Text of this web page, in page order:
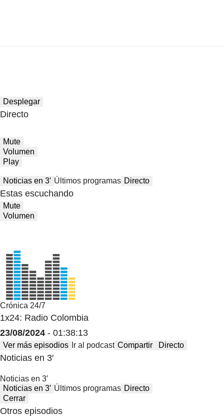
Desplegar
Directo
Mute
Volumen
Play
Noticias en 3′ Últimos programas Directo
Estas escuchando
Mute
Volumen
Crónica 24/7
1x24: Radio Colombia
23/08/2024 - 01:38:13
Ver más episodios Ir al podcast Compartir Directo
Noticias en 3′
Noticias en 3′
Noticias en 3′ Últimos programas Directo
Cerrar
Otros episodios